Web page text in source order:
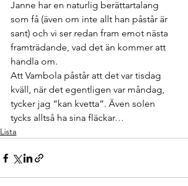
Janne har en naturlig berättartalang
som få (även om inte allt han påstår är
sant) och vi ser redan fram emot nästa
framträdande, vad det än kommer att
handla om.
Att Vambola påstår att det var tisdag
kväll, när det egentligen var måndag,
tycker jag “kan kvetta”. Även solen
tycks alltså ha sina fläckar…
Lista